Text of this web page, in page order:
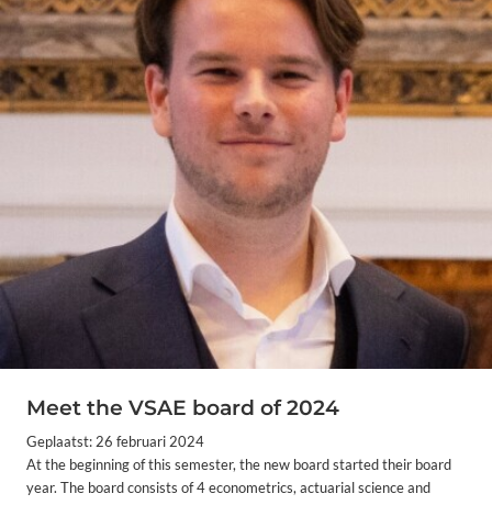
Meet the VSAE board of 2024
Geplaatst: 26 februari 2024
At the beginning of this semester, the new board started their board
year. The board consists of 4 econometrics, actuarial science and